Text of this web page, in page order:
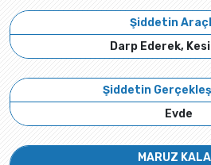
Şiddetin
Darp Ederek,
Şiddetin
Evde
MARUZ